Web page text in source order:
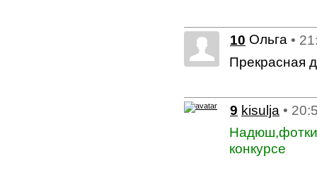
10 Ольга •
Прекрасная
9 kisulja •
Надюш,фотки
конкурсе